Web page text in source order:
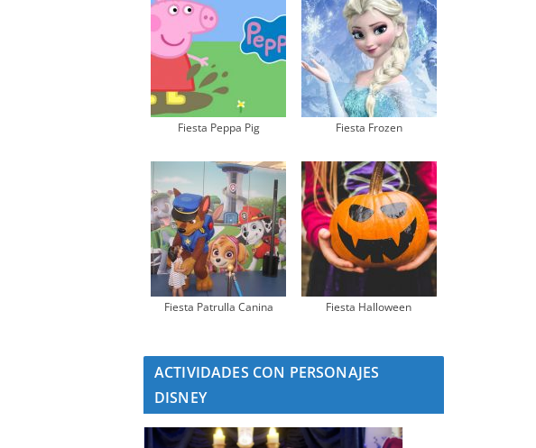
Fiesta Peppa Pig Fiesta Frozen
Fiesta Patrulla Canina Fiesta Halloween
ACTIVIDADES CON PERSONAJES
DISNEY